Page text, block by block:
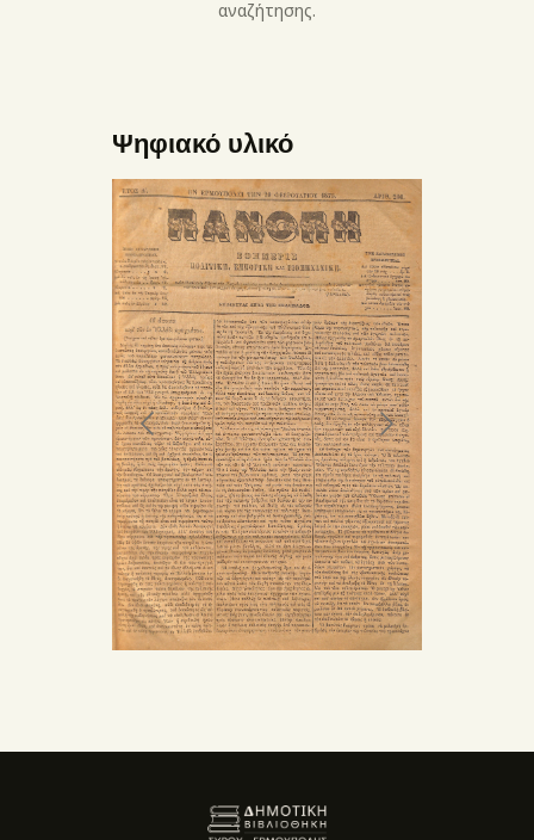
αναζήτησης.
Ψηφιακό υλικό